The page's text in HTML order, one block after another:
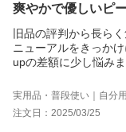
爽やかで優しいピ
旧品の評判から長ら
ニューアルをきっか
upの差額に少し悩み
して100円引きで購
あいにく旧品と比べ
実用品・普段使い｜自分
注文日：2025/03/25